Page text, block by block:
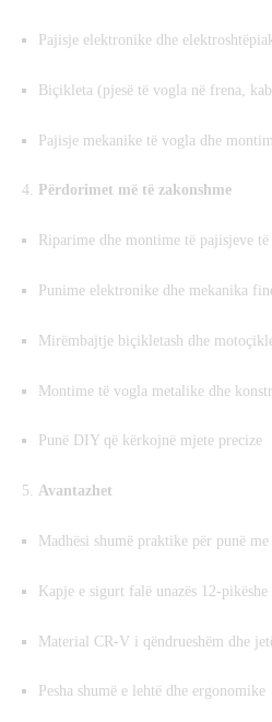
Pajisje elektronike dhe
Biçikleta (pjesë të vogla në frena,
Pajisje mekanike të vogla dhe
Përdorimet më të zakonshme
Riparime dhe montime të pajisjeve
Punime elektronike dhe mekanika
Mirëmbajtje biçikletash dhe
Montime të vogla metalike dhe
Punë DIY që kërkojnë mjete precize
Avantazhet
Madhësi shumë praktike për punë me
Kapje e sigurt falë unazës 12-pikëshe
Material CR-V i qëndrueshëm dhe
Pesha shumë e lehtë dhe ergonomike